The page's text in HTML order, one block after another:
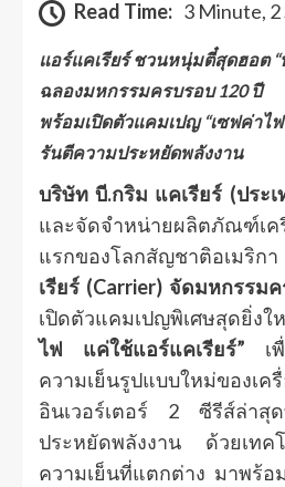
Read Time: 3 Minute, 2
แอร์แคเรียร์ ชวนหนุ่มตี๋สุดฮอต
ฉลองมหกรรมครบรอบ 120 ปี​
พร้อมเปิดตัวแคมเปญ “เซฟค่าไ
รันตีความประหยัดพลังงาน
บริษัท บี.กริม แคเรียร์ (ประ
และจัดจำหน่ายผลิตภัณฑ์เค
แรกของโลกสัญชาติอเมริกา
เรียร์ (Carrier) จัดมหกรรม
เปิดตัวแคมเปญพิเศษสุดยิ่งใ
ไฟ แค่ใช้แอร์แคเรียร์” เ
ความเย็นรูปแบบใหม่ของเค
อินเวอร์เตอร์ 2 ซีรีส์ล่าสุด
ประหยัดพลังงาน ด้วยเทค
ความเย็นที่แตกต่าง มาพร้อ